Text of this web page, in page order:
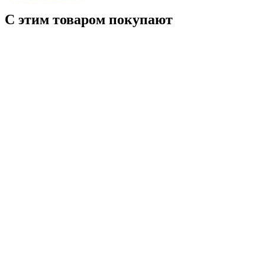
С этим товаром покупают